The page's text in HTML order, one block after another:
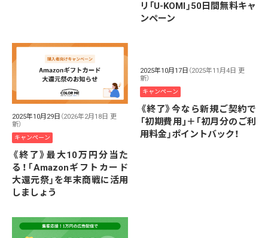
リ「U-KOMI」50日間無料キャ
ンペーン
2025年10月29日 （2026年2月18日 更
新）
キャンペーン
《終了》最大10万円分当た
る！「Amazonギフトカード
大還元祭」を年末商戦に活用
しましょう
2025年10月17日 （2025年11月4日 更
新）
キャンペーン
《終了》今なら新規ご契約で
「初期費用｣＋｢初月分のご利
用料金」ポイントバック！